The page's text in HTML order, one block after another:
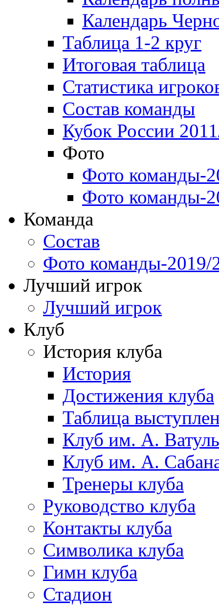
Календарь
Таблица 1-2 круг
Итоговая таблица
Статистика
Состав команды
Кубок России
Фото
Фото команды-
Фото команды-
Команда
Состав
Фото команды-2019/
Лучший игрок
Лучший игрок
Клуб
История клуба
История
Достижения клуба
Таблица
Клуб им. А.
Клуб им. А.
Тренеры клуба
Руководство клуба
Контакты клуба
Символика клуба
Гимн клуба
Стадион